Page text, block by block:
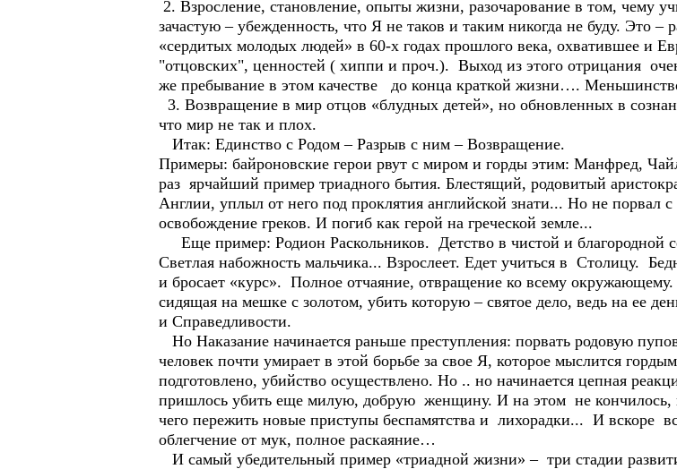
2. Взросление, становление, опыты жизни, разочарование в том, чему
зачастую – убежденность, что Я не таков и таким никогда не буду. Это
«сердитых молодых людей» в 60-х годах прошлого века, охватившее и
"отцовских", ценностей ( хиппи и проч.). Выход из этого отрицания
же пребывание в этом качестве до конца краткой жизни….
3. Возвращение в мир отцов «блудных детей», но обновленных в
что мир не так и плох.
Итак: Единство с Родом – Разрыв с ним – Возвращение.
Примеры: байроновские герои рвут с миром и горды этим: Манфред,
раз ярчайший пример триадного бытия. Блестящий, родовитый
Англии, уплыл от него под проклятия английской знати... Но не порвал
освобождение греков. И погиб как герой на греческой земле...
Еще пример: Родион Раскольников. Детство в чистой и благородной
Светлая набожность мальчика... Взрослеет. Едет учиться в Столицу.
и бросает «курс». Полное отчаяние, отвращение ко всему
сидящая на мешке с золотом, убить которую – святое дело, ведь на ее
и Справедливости.
Но Наказание начинается раньше преступления: порвать родовую
человек почти умирает в этой борьбе за свое Я, которое мыслится
подготовлено, убийство осуществлено. Но .. но начинается цепная
пришлось убить еще милую, добрую женщину. И на этом не кончилось,
чего пережить новые приступы беспамятства и лихорадки... И вскоре
облегчение от мук, полное раскаяние…
И самый убедительный пример «триадной жизни» – три стадии